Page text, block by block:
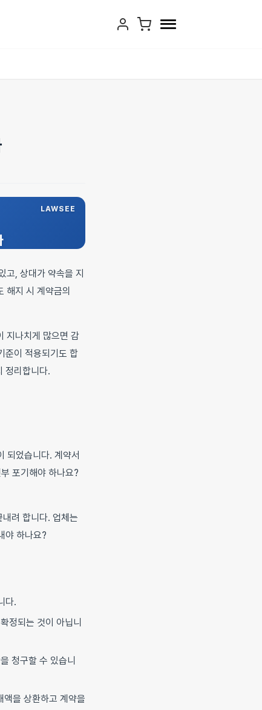
LAWSEE
고, 상대가 약속을 지
해지 시 계약금의
지나치게 많으면 감
준이 적용되기도 합
정리합니다.
되었습니다. 계약서
포기해야 하나요?
려 합니다. 업체는
야 하나요?
다.
정되는 것이 아닙니
청구할 수 있습니
액을 상환하고 계약을